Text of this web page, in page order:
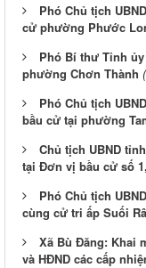
Phó Chủ tịch
cử phường Phước
Phó Bí thư Tỉnh
phường Chơn Thành
Phó Chủ tịch
bầu cử tại phường
Chủ tịch UBND
tại Đơn vị bầu cử số
Phó Chủ tịch
cùng cử tri ấp Suối
Xã Bù Đăng: Khai
và HĐND các cấp